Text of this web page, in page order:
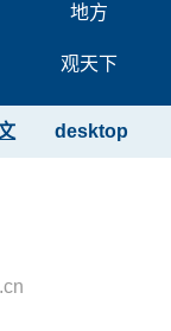
地方
观天下
desktop